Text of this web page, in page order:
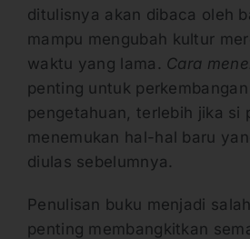
ditulisnya akan dibaca oleh
mampu mengubah kultur
waktu yang lama. Cara
penting untuk
pengetahuan, terlebih jika si
menemukan hal-hal baru
diulas sebelumnya.
Penulisan buku menjadi
penting membangkitkan